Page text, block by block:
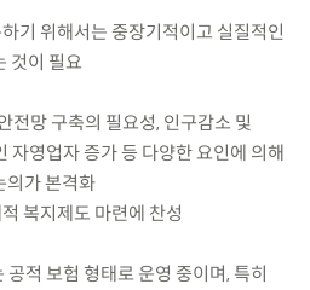
기 위해서는 중장기적이고 실질적인
것이 필요
망 구축의 필요성, 인구감소 및
자영업자 증가 등 다양한 요인에 의해
의가 본격화
복지제도 마련에 찬성
적 보험 형태로 운영 중이며, 특히